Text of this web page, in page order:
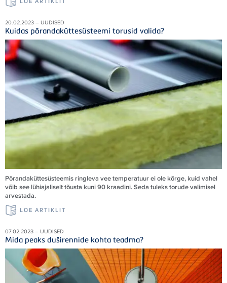
20.02.2023 – UUDISED
Kuidas põrandaküttesüsteemi torusid valida?
Põrandaküttesüsteemis ringleva vee temperatuur ei ole kõrge, kuid vahel
võib see lühiajaliselt tõusta kuni 90 kraadini. Seda tuleks torude valimisel
arvestada.
LOE ARTIKLIT
07.02.2023 – UUDISED
Mida peaks duširennide kohta teadma?